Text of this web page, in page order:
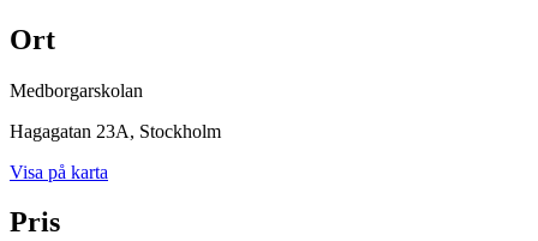
Ort
Medborgarskolan
Hagagatan 23A, Stockholm
Visa på karta
Pris